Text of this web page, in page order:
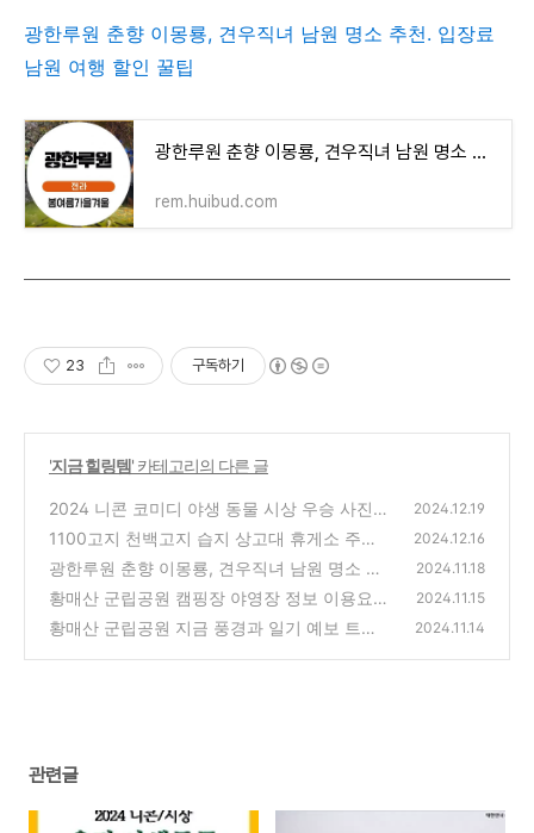
광한루원 춘향 이몽룡, 견우직녀 남원 명소 추천. 입장료
남원 여행 할인 꿀팁
광한루원 춘향 이몽룡, 견우직녀 남원 명소 추천. 입장료 남원 여행 할인 꿀팁
rem.huibud.com
23 구독하기
'지금 힐링템' 카테고리의 다른 글
2024 니콘 코미디 야생 동물 시상 우승 사진
감상 웃긴 사진 귀여운 동물 사진
(2)
2024.12.19
1100고지 천백고지 습지 상고대 휴게소 주차
탐방로 드라이브 교통통제
(1)
2024.12.16
광한루원 춘향 이몽룡, 견우직녀 남원 명소 추
천. 입장료 남원 여행 할인 꿀팁
(2)
2024.11.18
황매산 군립공원 캠핑장 야영장 정보 이용요금
예약 선착순/추첨제 환불규정
(6)
2024.11.15
황매산 군립공원 지금 풍경과 일기 예보 트레
2024.11.14
관련글